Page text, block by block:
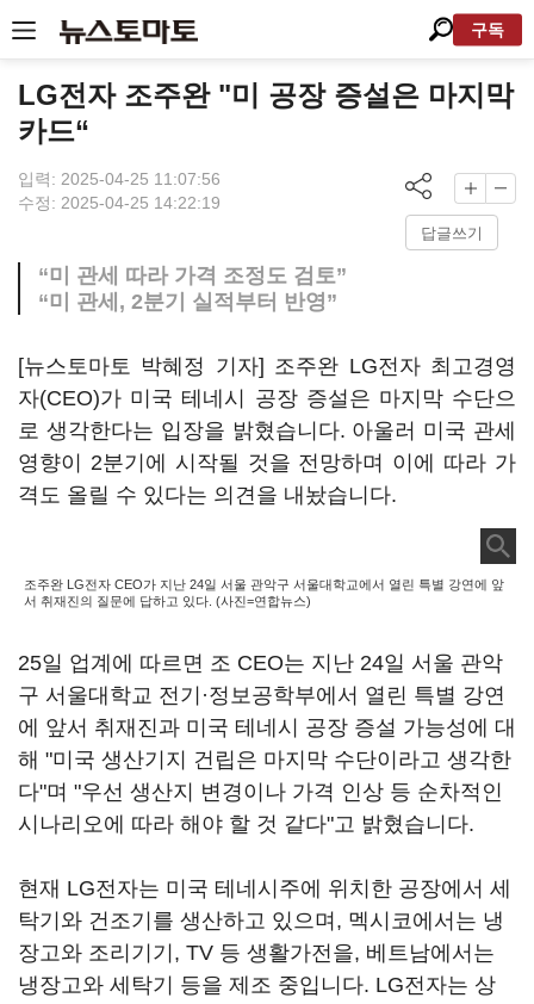
구독
LG전자 조주완 "미 공장 증설은 마지막
카드“
입력: 2025-04-25 11:07:56
수정: 2025-04-25 14:22:19
답글쓰기
“미 관세 따라 가격 조정도 검토”
“미 관세, 2분기 실적부터 반영”
[뉴스토마토 박혜정 기자] 조주완 LG전자 최고경영
자(CEO)가 미국 테네시 공장 증설은 마지막 수단으
로 생각한다는 입장을 밝혔습니다. 아울러 미국 관세
영향이 2분기에 시작될 것을 전망하며 이에 따라 가
격도 올릴 수 있다는 의견을 내놨습니다.
조주완 LG전자 CEO가 지난 24일 서울 관악구 서울대학교에서 열린 특별 강연에 앞
서 취재진의 질문에 답하고 있다. (사진=연합뉴스)
25일 업계에 따르면 조 CEO는 지난 24일 서울 관악
구 서울대학교 전기·정보공학부에서 열린 특별 강연
에 앞서 취재진과 미국 테네시 공장 증설 가능성에 대
해 "미국 생산기지 건립은 마지막 수단이라고 생각한
다"며 "우선 생산지 변경이나 가격 인상 등 순차적인
시나리오에 따라 해야 할 것 같다"고 밝혔습니다.
현재 LG전자는 미국 테네시주에 위치한 공장에서 세
탁기와 건조기를 생산하고 있으며, 멕시코에서는 냉
장고와 조리기기, TV 등 생활가전을, 베트남에서는
냉장고와 세탁기 등을 제조 중입니다. LG전자는 상